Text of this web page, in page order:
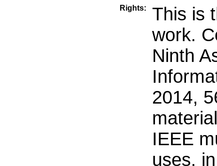
Rights:
This is
work.
Ninth
2014,
IEEE
uses,